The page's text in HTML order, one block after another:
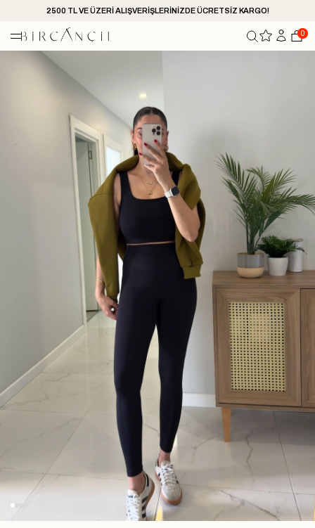
2500 TL VE ÜZERİ ALIŞVERİŞLERİNİZDE ÜCRETSİZ KARGO!
0